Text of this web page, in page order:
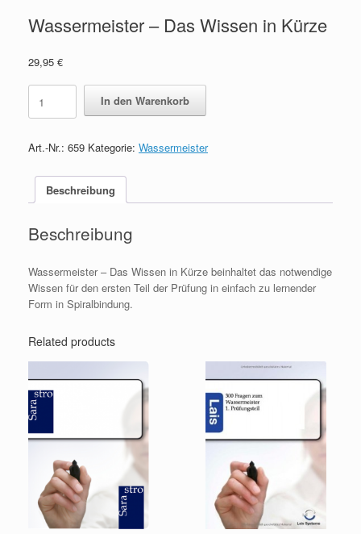
Wassermeister – Das Wissen in Kürze
29,95 €
Wassermeister
Das
in
quantity
In den Warenkorb
Art.-Nr.: 659 Kategorie: Wassermeister
Beschreibung
Beschreibung
Wassermeister – Das Wissen in Kürze beinhaltet das notwendige
Wissen für den ersten Teil der Prüfung in einfach zu lernender
Form in Spiralbindung.
Related products